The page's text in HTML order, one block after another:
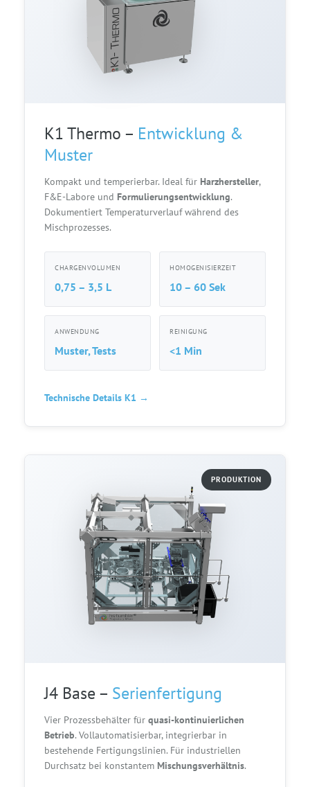
K1 Thermo – Entwicklung &
Muster
Kompakt und temperierbar. Ideal für Harzhersteller,
F&E-Labore und Formulierungsentwicklung.
Dokumentiert Temperaturverlauf während des
Mischprozesses.
CHARGENVOLUMEN
0,75 – 3,5 L
HOMOGENISIERZEIT
10 – 60 Sek
ANWENDUNG
Muster, Tests
REINIGUNG
<1 Min
Technische Details K1 →
PRODUKTION
J4 Base – Serienfertigung
Vier Prozessbehälter für quasi-kontinuierlichen
Betrieb. Vollautomatisierbar, integrierbar in
bestehende Fertigungslinien. Für industriellen
Durchsatz bei konstantem Mischungsverhältnis.